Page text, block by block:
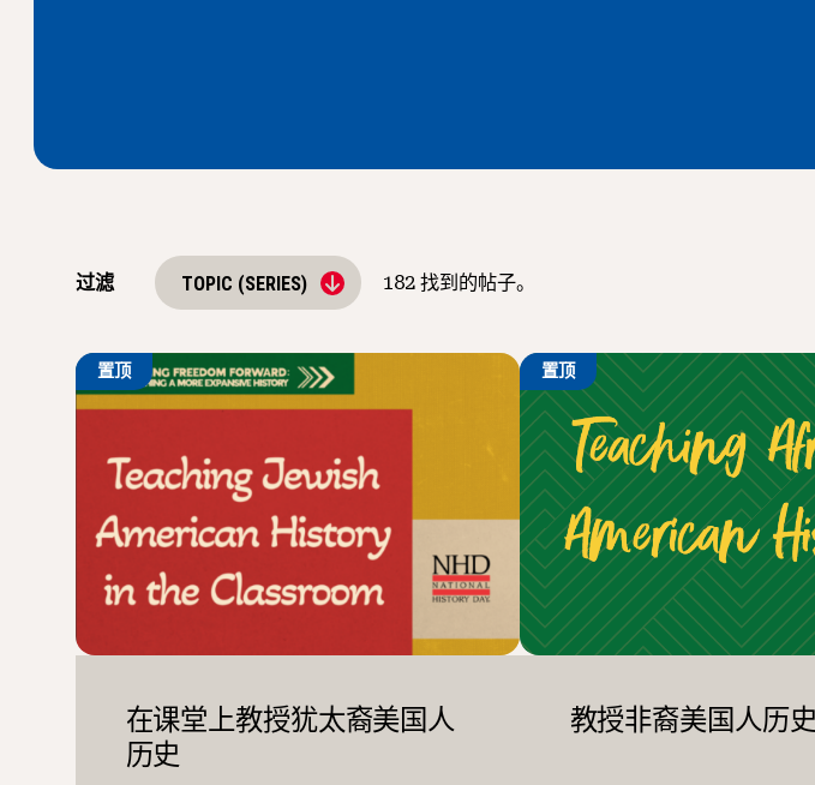
过滤 TOPIC (SERIES) 182 找到的帖子。
置顶
在课堂上教授犹太裔美国人
历史
置顶
教授非裔美国人历史